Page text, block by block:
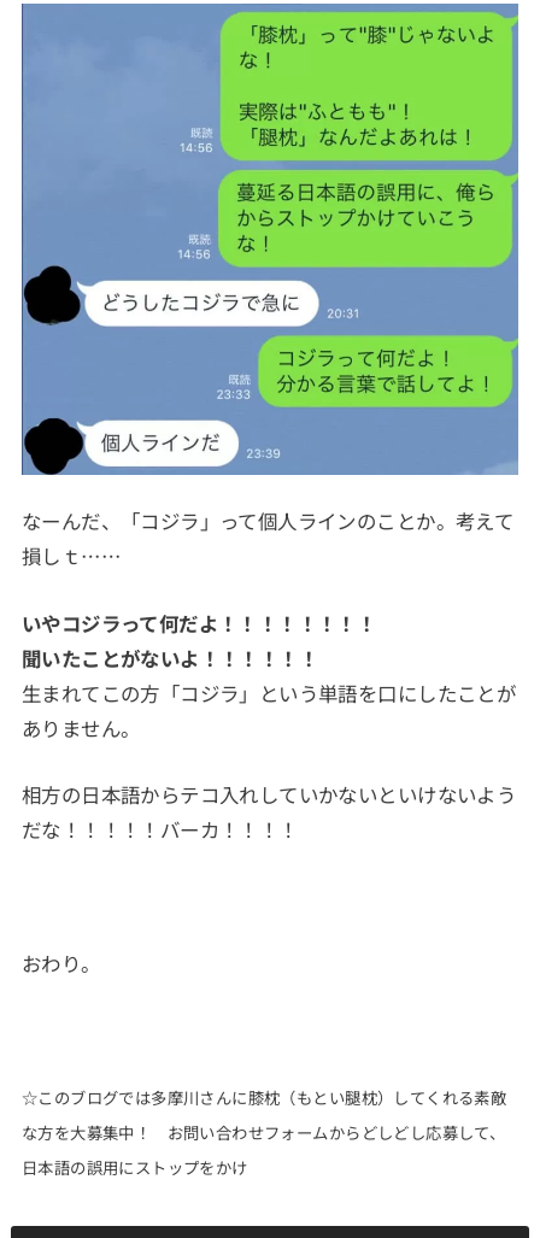
なーんだ、「コジラ」って個人ラインのことか。考えて
損しｔ……
いやコジラって何だよ！！！！！！！！
聞いたことがないよ！！！！！！
生まれてこの方「コジラ」という単語を口にしたことが
ありません。
相方の日本語からテコ入れしていかないといけないよう
だな！！！！！バーカ！！！！
おわり。
☆このブログでは多摩川さんに膝枕（もとい腿枕）してくれる素敵
な方を大募集中！ お問い合わせフォームからどしどし応募して、
日本語の誤用にストップをかけ